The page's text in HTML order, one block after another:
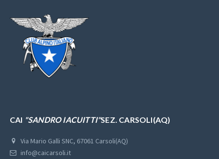
CAI "SANDRO IACUITTI"SEZ. CARSOLI(AQ)
Via Mario Galli SNC, 67061 Carsoli(AQ)
info@caicarsoli.it